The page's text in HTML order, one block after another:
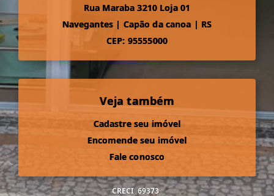
Rua Maraba 3210 Loja 01
Navegantes | Capão da canoa | RS
CEP: 95555000
Veja também
Cadastre seu imóvel
Encomende seu imóvel
Fale conosco
CRECI 69373